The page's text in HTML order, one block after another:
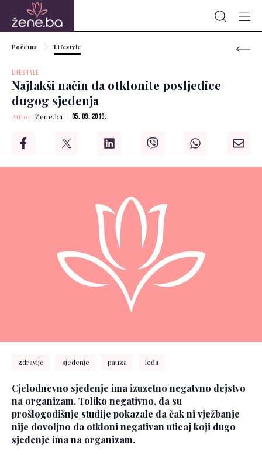
Početna Lifestyle
LIFESTYLE
Najlakši način da otklonite posljedice
dugog sjedenja
Autor:Žene.ba 05. 09. 2019.
zdravlje sjedenje pauza leđa
Cjelodnevno sjedenje ima izuzetno negatvno dejstvo
na organizam. Toliko negativno, da su
prošlogodišnje studije pokazale da čak ni vježbanje
nije dovoljno da otkloni negativan uticaj koji dugo
sjedenje ima na organizam.